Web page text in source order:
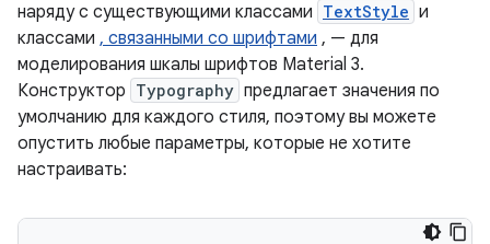
наряду с существующими классами TextStyle и
классами , связанными со шрифтами , — для
моделирования шкалы шрифтов Material 3.
Конструктор Typography предлагает значения по
умолчанию для каждого стиля, поэтому вы можете
опустить любые параметры, которые не хотите
настраивать: